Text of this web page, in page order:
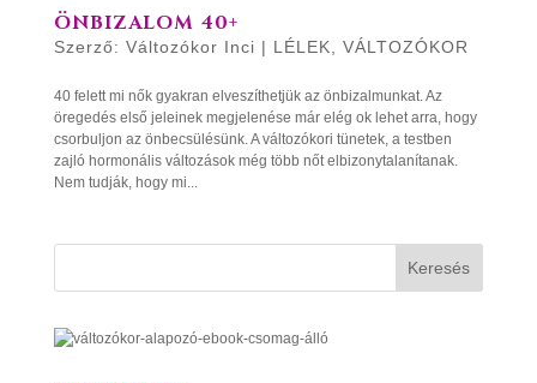
ÖNBIZALOM 40+
Szerző: Változókor Inci | LÉLEK VÁLTOZÓKOR
40 felett mi nők gyakran elveszíthetjük az önbizalmunkat. Az
öregedés első jeleinek megjelenése már elég ok lehet arra, hogy
csorbuljon az önbecsülésünk. A változókori tünetek, a testben
zajló hormonális változások még több nőt elbizonytalanítanak.
Nem tudják, hogy mi...
Keresés